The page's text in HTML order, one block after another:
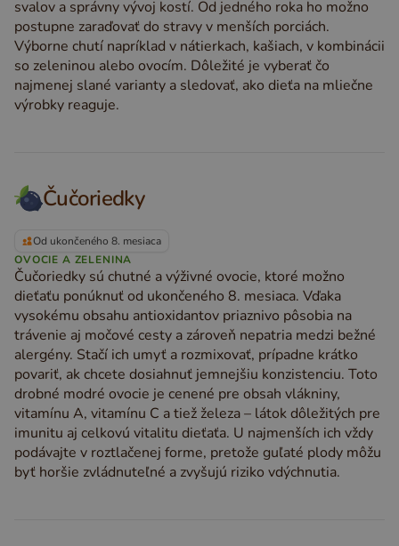
svalov a správny vývoj kostí. Od jedného roka ho možno
postupne zaraďovať do stravy v menších porciách.
Výborne chutí napríklad v nátierkach, kašiach, v kombinácii
so zeleninou alebo ovocím. Dôležité je vyberať čo
najmenej slané varianty a sledovať, ako dieťa na mliečne
výrobky reaguje.
Čučoriedky
Od ukončeného 8. mesiaca
OVOCIE A ZELENINA
Čučoriedky sú chutné a výživné ovocie, ktoré možno
dieťaťu ponúknuť od ukončeného 8. mesiaca. Vďaka
vysokému obsahu antioxidantov priaznivo pôsobia na
trávenie aj močové cesty a zároveň nepatria medzi bežné
alergény. Stačí ich umyť a rozmixovať, prípadne krátko
povariť, ak chcete dosiahnuť jemnejšiu konzistenciu. Toto
drobné modré ovocie je cenené pre obsah vlákniny,
vitamínu A, vitamínu C a tiež železa – látok dôležitých pre
imunitu aj celkovú vitalitu dieťaťa. U najmenších ich vždy
podávajte v roztlačenej forme, pretože guľaté plody môžu
byť horšie zvládnuteľné a zvyšujú riziko vdýchnutia.